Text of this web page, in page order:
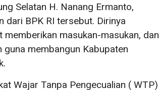
Selatan H. Nanang Ermanto,
dari BPK RI tersebut. Dirinya
masukan-masukan, dan
membangun Kabupaten
Wajar Tanpa Pengecualian ( WTP)